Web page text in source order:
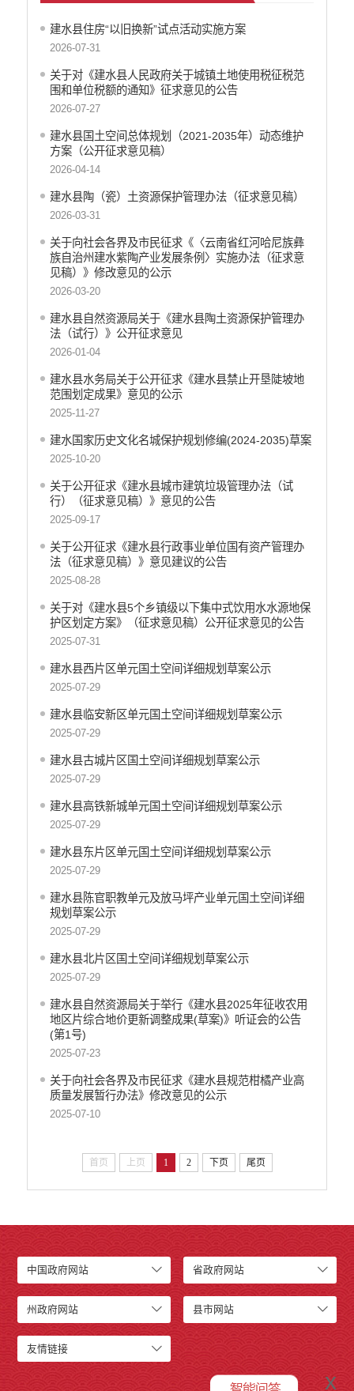
生态环境
食品药品监管
文化机构信息公开
产品质量
社会救助
涉农补贴
应急预案
公务员招录
法治政府建设
建水县住房“以旧换新”试点活动实施方案
2026-07-31
关于对《建水县人民政府关于城镇土地使用税征税范
围和单位税额的通知》征求意见的公告
2026-07-27
建水县国土空间总体规划（2021-2035年）动态维护
方案（公开征求意见稿）
2026-04-14
建水县陶（瓷）土资源保护管理办法（征求意见稿）
2026-03-31
关于向社会各界及市民征求《〈云南省红河哈尼族彝
族自治州建水紫陶产业发展条例〉实施办法（征求意
见稿）》修改意见的公示
2026-03-20
建水县自然资源局关于《建水县陶土资源保护管理办
法（试行）》公开征求意见
2026-01-04
建水县水务局关于公开征求《建水县禁止开垦陡坡地
范围划定成果》意见的公示
2025-11-27
建水国家历史文化名城保护规划修编(2024-2035)草案
2025-10-20
关于公开征求《建水县城市建筑垃圾管理办法（试
行）（征求意见稿）》意见的公告
2025-09-17
关于公开征求《建水县行政事业单位国有资产管理办
法（征求意见稿）》意见建议的公告
2025-08-28
关于对《建水县5个乡镇级以下集中式饮用水水源地保
护区划定方案》（征求意见稿）公开征求意见的公告
2025-07-31
建水县西片区单元国土空间详细规划草案公示
2025-07-29
建水县临安新区单元国土空间详细规划草案公示
2025-07-29
建水县古城片区国土空间详细规划草案公示
2025-07-29
建水县高铁新城单元国土空间详细规划草案公示
2025-07-29
建水县东片区单元国土空间详细规划草案公示
2025-07-29
建水县陈官职教单元及放马坪产业单元国土空间详细
规划草案公示
2025-07-29
建水县北片区国土空间详细规划草案公示
2025-07-29
建水县自然资源局关于举行《建水县2025年征收农用
地区片综合地价更新调整成果(草案)》听证会的公告
(第1号)
2025-07-23
关于向社会各界及市民征求《建水县规范柑橘产业高
质量发展暂行办法》修改意见的公示
2025-07-10
首页 上页 1 2 下页 尾页
中国政府网站 省政府网站
州政府网站 县市网站
友情链接
x